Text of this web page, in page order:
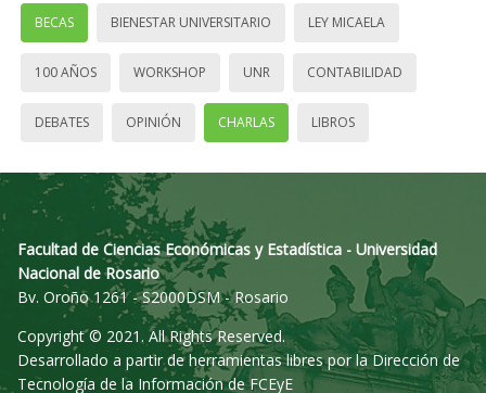
BECAS BIENESTAR UNIVERSITARIO LEY MICAELA
100 AÑOS WORKSHOP UNR CONTABILIDAD
DEBATES OPINIÓN CHARLAS LIBROS
Facultad de Ciencias Económicas y Estadística - Universidad
Nacional de Rosario
Bv. Oroño 1261 - S2000DSM - Rosario
Copyright © 2021. All Rights Reserved.
Desarrollado a partir de herramientas libres por la Dirección de
Tecnología de la Información de FCEyE